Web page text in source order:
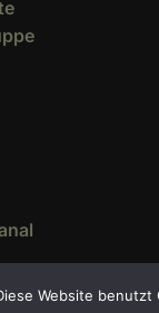
Website